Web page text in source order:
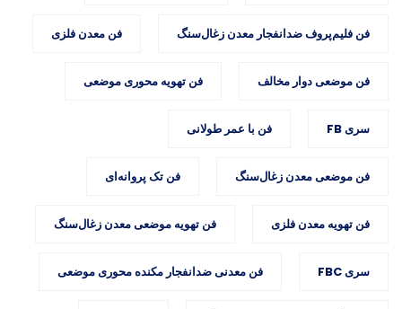
فن فلیم‌پروف ضدانفجار معدن زغال‌سنگ فن معدن فلزی
فن موضعی دوار مخالف فن تهویه محوری موضعی
سری FB فن با عمر طولانی
فن موضعی معدن زغال‌سنگ فن تک پروانه‌ای
فن تهویه معدن فلزی فن تهویه موضعی معدن زغال‌سنگ
سری FBC فن معدنی ضدانفجار مکنده محوری موضعی